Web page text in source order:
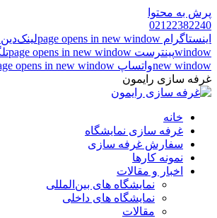
پرش به محتوا
02122382240
اینستاگرام page opens in new window
windowپینترست page opens in new window
new windowواتساپ page opens in new window
غرفه سازی رایمون
خانه
غرفه سازی نمایشگاه
سفارش غرفه سازی
نمونه کارها
اخبار و مقالات
نمایشگاه های بین‌المللی
نمایشگاه های داخلی
مقالات